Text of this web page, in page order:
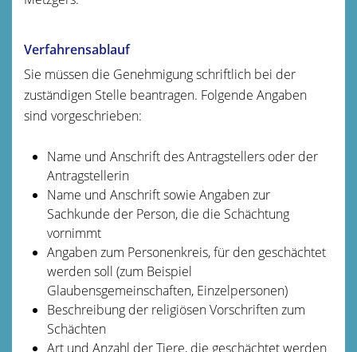
Verfahrensablauf
Sie müssen die Genehmigung schriftlich bei der
zuständigen Stelle beantragen. Folgende Angaben
sind vorgeschrieben:
Name und Anschrift des Antragstellers oder der
Antragstellerin
Name und Anschrift sowie Angaben zur
Sachkunde der Person, die die Schächtung
vornimmt
Angaben zum Personenkreis, für den geschächtet
werden soll (zum Beispiel
Glaubensgemeinschaften, Einzelpersonen)
Beschreibung der religiösen Vorschriften zum
Schächten
Art und Anzahl der Tiere, die geschächtet werden